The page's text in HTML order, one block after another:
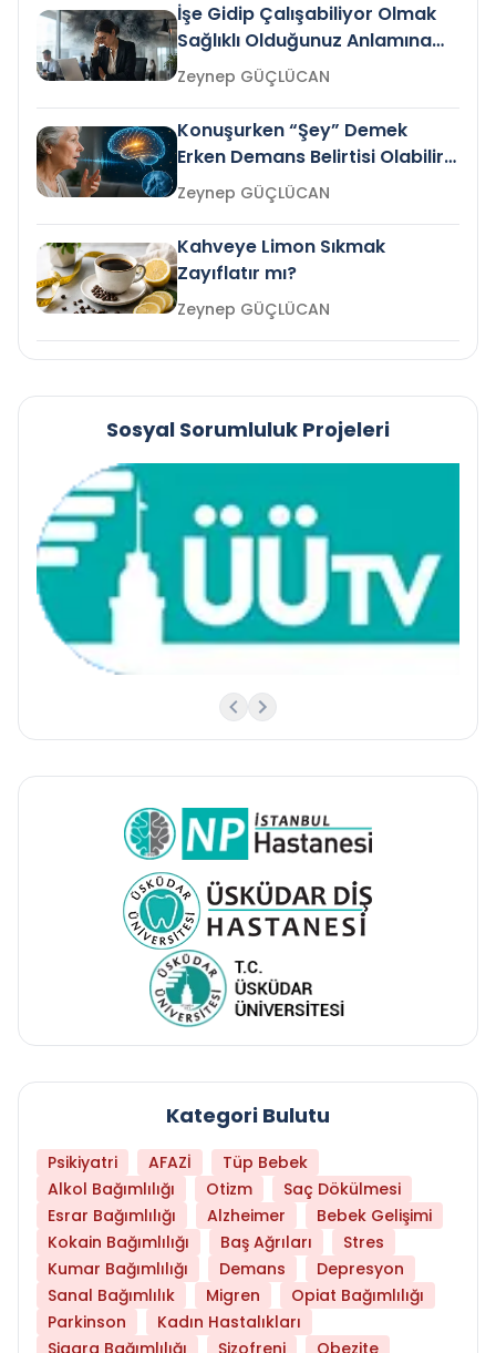
İşe Gidip Çalışabiliyor Olmak
Sağlıklı Olduğunuz Anlamına
Gelir mi?Zeynep GÜÇLÜCAN
Konuşurken “Şey” Demek
Erken Demans Belirtisi Olabilir
mi?
Zeynep GÜÇLÜCAN
Kahveye Limon Sıkmak
Zayıflatır mı?
Zeynep GÜÇLÜCAN
Sosyal Sorumluluk Projeleri
Kategori Bulutu
Psikiyatri AFAZİ
Tüp Bebek
Alkol Bağımlılığı
Otizm
Saç Dökülmesi
Esrar Bağımlılığı
Alzheimer
Bebek Gelişimi
Kokain Bağımlılığı
Baş Ağrıları
Stres
Kumar Bağımlılığı
Demans
Depresyon
Sanal Bağımlılık
Migren
Opiat Bağımlılığı
Parkinson
Kadın Hastalıkları
Sigara Bağımlılığı
Şizofreni Obezite